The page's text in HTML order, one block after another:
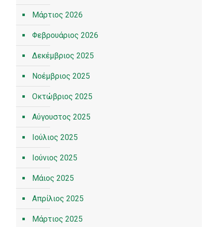
Μάρτιος 2026
Φεβρουάριος 2026
Δεκέμβριος 2025
Νοέμβριος 2025
Οκτώβριος 2025
Αύγουστος 2025
Ιούλιος 2025
Ιούνιος 2025
Μάιος 2025
Απρίλιος 2025
Μάρτιος 2025